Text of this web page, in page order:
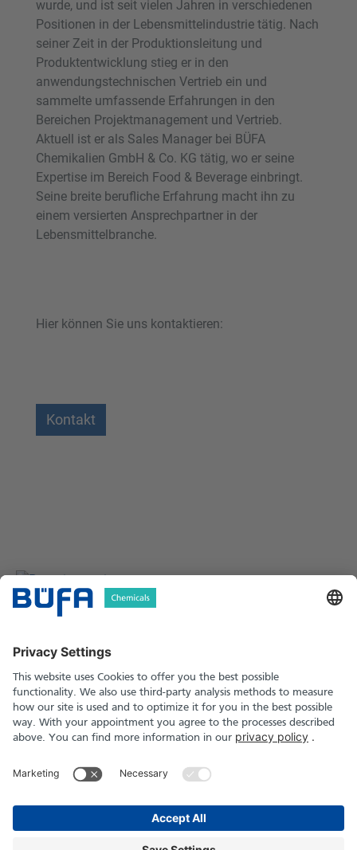
wurde, und ist seit vielen Jahren in verschiedenen
Positionen in der Lebensmittelindustrie tätig. Nach
seiner Zeit in der Produktionsleitung und
Produktentwicklung stieg er in den
anwendungstechnischen Vertrieb ein und
sammelte umfassende Erfahrungen in den
Bereichen Projektmanagement und Vertrieb.
Aktuell ist er als Sales Manager bei BÜFA
Chemikalien GmbH & Co. KG tätig, wo er seine
Expertise im Bereich Food & Beverage einbringt.
Seine breite berufliche Erfahrung macht ihn zu
einem versierten Ansprechpartner in der
Lebensmittelbranche.
Hier können Sie uns kontaktieren:
Kontakt
Informationen